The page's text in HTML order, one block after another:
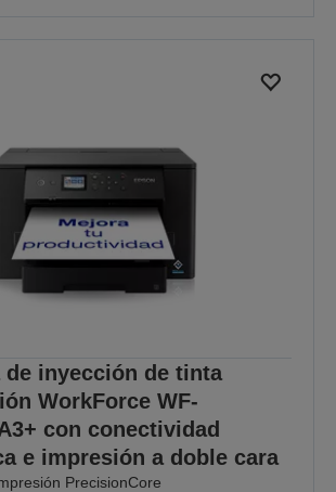
de inyección de tinta
WorkForce WF-
con conectividad
e impresión a doble cara
PrecisionCore